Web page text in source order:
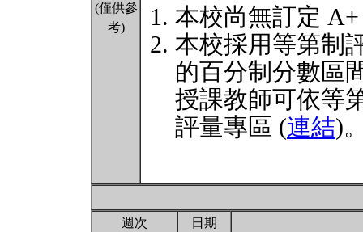
(僅供參
考)
本校尚無訂定
本校採用等第制
的百分制分數區
授課教師可依等
評量專區 (連結)
週次 日期